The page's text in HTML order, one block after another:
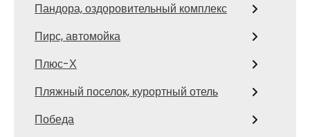
Пандора, оздоровительный комплекс
Пирс, автомойка
Плюс-Х
Пляжный поселок, курортный отель
Победа